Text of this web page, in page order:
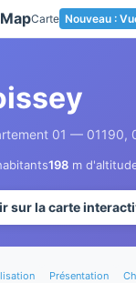
Carte Nouveau :
01 — 01190,
198 m
sur la carte
Présentation